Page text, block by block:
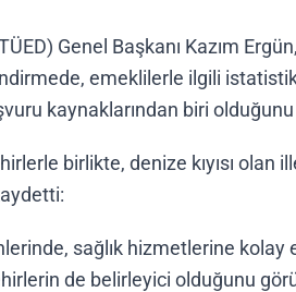
Genel Başkanı Kazım
emeklilerle ilgili
kaynaklarından biri
birlikte, denize kıyısı olan
sağlık hizmetlerine kolay
de belirleyici olduğunu